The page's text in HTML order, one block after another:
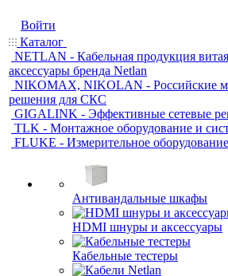
Войти
Каталог
NETLAN - Кабельная продукция
аксессуары бренда Netlan
NIKOMAX, NIKOLAN - Российские
решения для СКС
GIGALINK - Эффективные сетевые
TLK - Монтажное оборудование и
FLUKE - Измерительное оборудование
Антивандальные шкафы
HDMI шнуры и аксессуары
Кабельные тестеры